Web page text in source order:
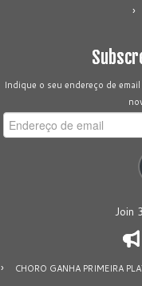
Indique o seu endereço de
Endereço
de
Join
CHORO GANHA PRIMEIRA